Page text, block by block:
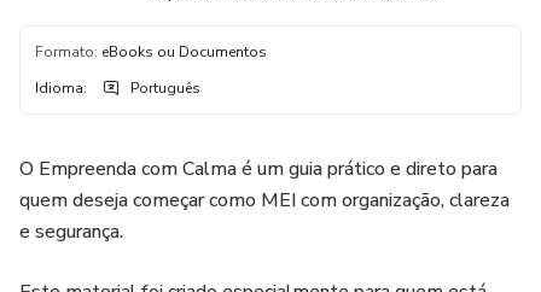
Formato: eBooks ou Documentos
Idioma: Português
O Empreenda com Calma é um guia prático e direto para
quem deseja começar como MEI com organização, clareza
e segurança.